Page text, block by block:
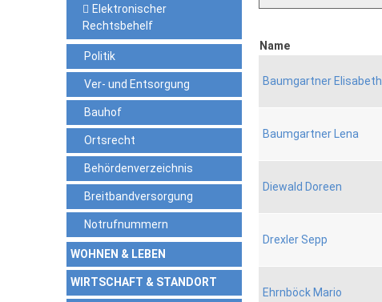
Elektronischer
Rechtsbehelf
Politik
Ver- und Entsorgung
Bauhof
Ortsrecht
Behördenverzeichnis
Breitbandversorgung
Notrufnummern
WOHNEN & LEBEN
WIRTSCHAFT & STANDORT
Name
Baumgartner Elisabeth
Baumgartner Lena
Diewald Doreen
Drexler Sepp
Ehrnböck Mario